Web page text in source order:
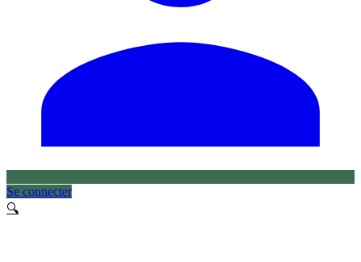
Se connecter
🔍